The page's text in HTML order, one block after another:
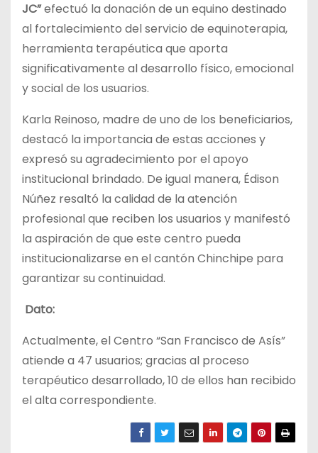
JC”efectuó la donación de un equino destinado
al fortalecimiento del servicio de equinoterapia,
herramienta terapéutica que aporta
significativamente al desarrollo físico, emocional
y social de los usuarios.
Karla Reinoso, madre de uno de los beneficiarios,
destacó la importancia de estas acciones y
expresó su agradecimiento por el apoyo
institucional brindado. De igual manera, Édison
Núñez resaltó la calidad de la atención
profesional que reciben los usuarios y manifestó
la aspiración de que este centro pueda
institucionalizarse en el cantón Chinchipe para
garantizar su continuidad.
Dato:
Actualmente, el Centro “San Francisco de Asís”
atiende a 47 usuarios; gracias al proceso
terapéutico desarrollado, 10 de ellos han recibido
el alta correspondiente.